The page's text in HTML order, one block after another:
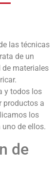
las técnicas
de un
de materiales
y todos los
productos a
los
de ellos.
de